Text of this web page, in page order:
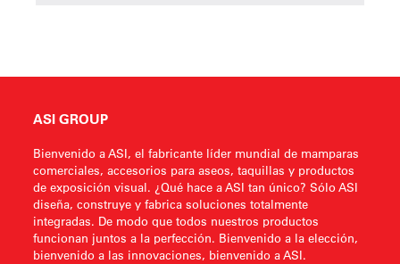
ASI GROUP
Bienvenido a ASI, el fabricante líder mundial de mamparas
comerciales, accesorios para aseos, taquillas y productos
de exposición visual. ¿Qué hace a ASI tan único? Sólo ASI
diseña, construye y fabrica soluciones totalmente
integradas. De modo que todos nuestros productos
funcionan juntos a la perfección. Bienvenido a la elección,
bienvenido a las innovaciones, bienvenido a ASI.